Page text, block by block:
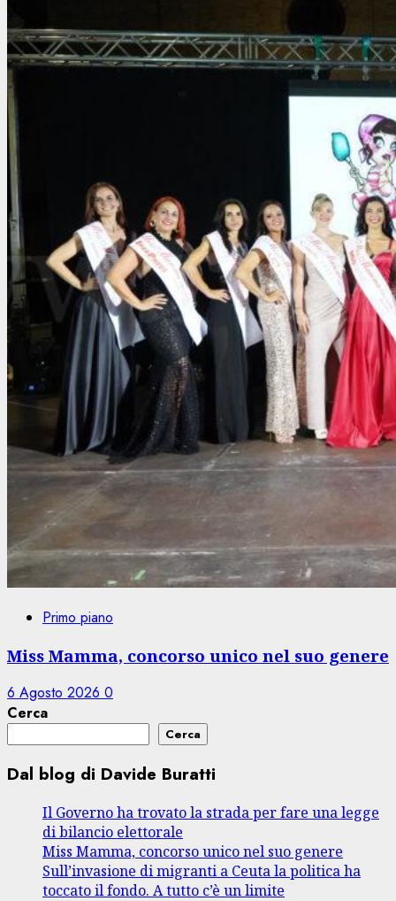
Primo piano
Miss Mamma, concorso unico nel suo genere
6 Agosto 2026 0
Cerca
Cerca
Dal blog di Davide Buratti
Il Governo ha trovato la strada per fare una legge
di bilancio elettorale
Miss Mamma, concorso unico nel suo genere
Sull’invasione di migranti a Ceuta la politica ha
toccato il fondo. A tutto c’è un limite